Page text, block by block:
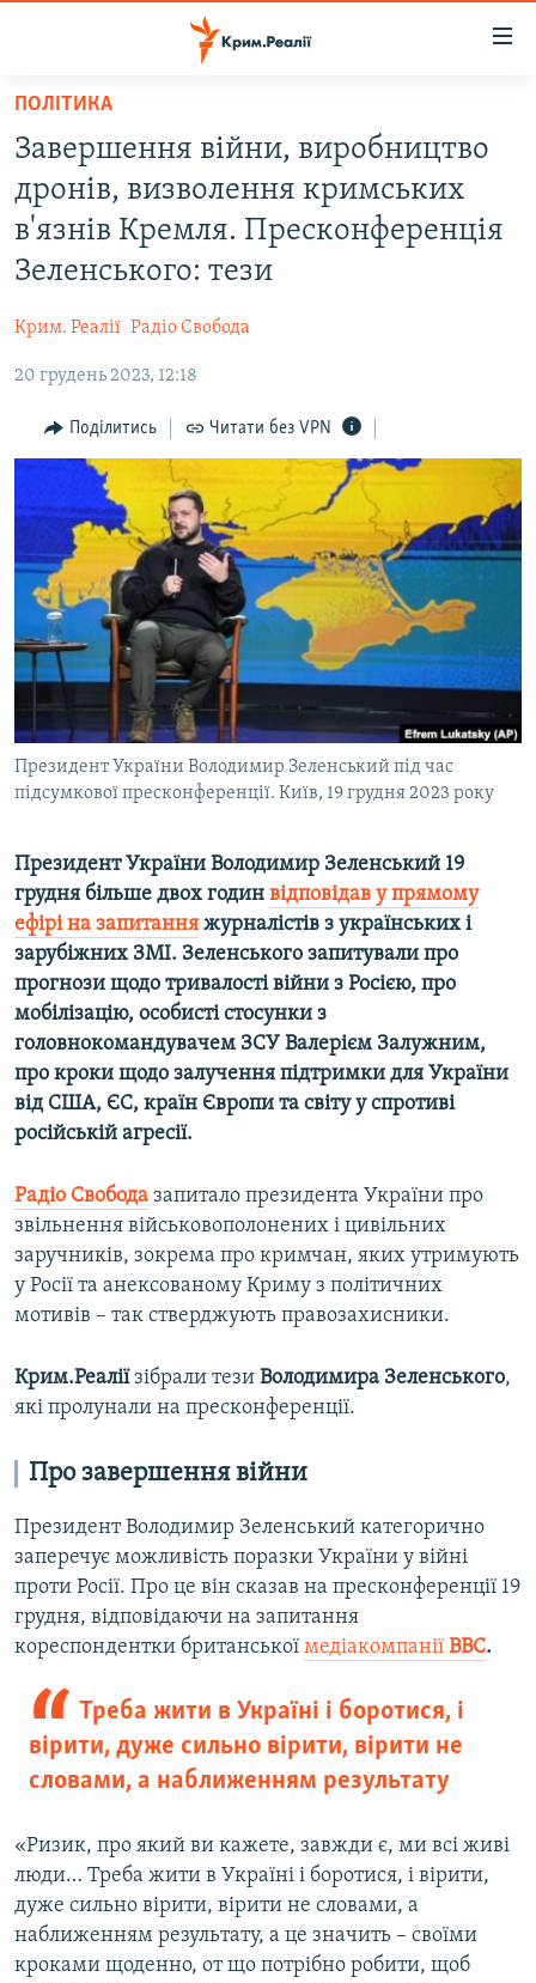
Перейти
основного
матеріалу
Перейти
до
основної
Перейти
до
ВОДА.КРИМ
ВІДЕО ТА ФОТО
ПОЛІТИКА
ПОГЛЯД
ІНТЕРВ'Ю
ВСЕ ЗА ДЕНЬ
СПЕЦПРОЕКТИ
ДЕПОРТАЦІЯ
ВІДЕОУРОКИ «ELIFBE»
СВІДЧЕННЯ ОКУПАЦІЇ
УКРАЇНСЬКА ПРОБЛЕМА КРИМУ
ІНФОГРАФІКА
ЯК ОБІЙТИ БЛОКУВАННЯ
Русский
Qırımtatar
ДОЛУЧАЙСЯ!
Усі сайти RFE/RL
ПОЛІТИКА
Завершення війни, виробництво
дронів, визволення кримських
в'язнів Кремля. Пресконференція
Зеленського: тези
Крим. Реалії Радіо Свобода
20 грудень 2023, 12:18
Поділитись Читати без VPN
Президент України Володимир Зеленський під час
підсумкової пресконференції. Київ, 19 грудня 2023 року
Президент України Володимир Зеленський 19
грудня більше двох годин відповідав у прямому
ефірі на запитання журналістів з українських і
зарубіжних ЗМІ. Зеленського запитували про
прогнози щодо тривалості війни з Росією, про
мобілізацію, особисті стосунки з
головнокомандувачем ЗСУ Валерієм Залужним,
про кроки щодо залучення підтримки для України
від США, ЄС, країн Європи та світу у спротиві
російській агресії.
Радіо Свобода запитало президента України про
звільнення військовополонених і цивільних
заручників, зокрема про кримчан, яких утримують
у Росії та анексованому Криму з політичних
мотивів – так стверджують правозахисники.
Крим.Реаліїзібрали тези Володимира Зеленського,
які пролунали на пресконференції.
Про завершення війни
Президент Володимир Зеленський категорично
заперечує можливість поразки України у війні
проти Росії. Про це він сказав на пресконференції 19
грудня, відповідаючи на запитання
кореспондентки британської медіакомпанії ВВС.
Треба жити в Україні і боротися, і
вірити, дуже сильно вірити, вірити не
словами, а наближенням результату
«Ризик, про який ви кажете, завжди є, ми всі живі
люди… Треба жити в Україні і боротися, і вірити,
дуже сильно вірити, вірити не словами, а
наближенням результату, а це значить – своїми
кроками щоденно, от що потрібно робити, щоб